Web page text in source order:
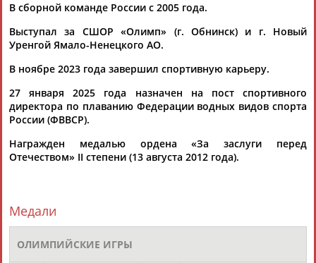
(Проект:Информационное агентство СТАДИОН
Плавание. Игры дружбы 2022. 2 этап. Спорт. 20 ноября
...Вековищев, Михаил Довгалюк, Антон Чупков, Кирилл
Светлана...
(Проект:Информационное агентство СТАДИОН)
20.11.2022
Плавание. Спартакиада 2022. 26 августа (прямая
видеотрансляция)
(Проект:Информационное агентство СТАДИОН
Плавание. Спартакиада 2022. 25 августа (прямая
В сборной команде России с 2005 года.
Выступал за СШОР «Олимп» (г. Обнинск) и г. Новый
Уренгой Ямало-Ненецкого АО.
В ноябре 2023 года завершил спортивную карьеру.
27 января 2025 года назначен на пост спортивного
директора по плаванию Федерации водных видов спорта
России (ФВВСР).
Награжден медалью ордена «За заслуги перед
Отечеством» II степени (13 августа 2012 года).
Медали
ОЛИМПИЙСКИЕ ИГРЫ